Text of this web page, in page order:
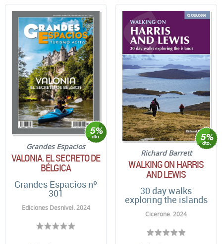
Grandes Espacios
VALONIA. EL SECRETO DE
BÉLGICA
Grandes Espacios nº
301
Ediciones Desnivel. 2024
Richard Barrett
WALKING ON HARRIS
AND LEWIS
30 day walks
exploring the islands
Cicerone. 2024